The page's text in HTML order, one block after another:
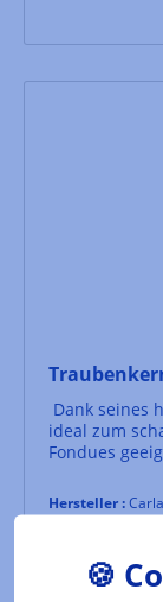
Dank seines
ideal zum
Fondues
Hersteller :